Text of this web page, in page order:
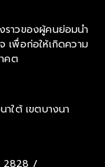
ราวของผู้คนย่อมนำ
เพื่อก่อให้เกิดความ
คต
ใต้ เขตบางนา
2828 /